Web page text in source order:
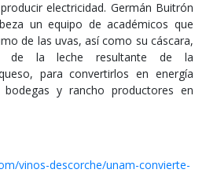
electricidad. Germán Buitrón
un equipo de académicos que
de las uvas, así como su cáscara,
de la leche resultante de la
para convertirlos en energía
y rancho productores en
vinos-descorche/unam-convierte-